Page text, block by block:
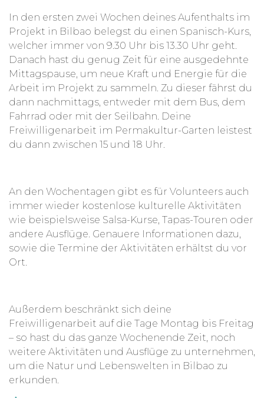
In den ersten zwei Wochen deines Aufenthalts im
Projekt in Bilbao belegst du einen Spanisch-Kurs,
welcher immer von 9.30 Uhr bis 13.30 Uhr geht.
Danach hast du genug Zeit für eine ausgedehnte
Mittagspause, um neue Kraft und Energie für die
Arbeit im Projekt zu sammeln. Zu dieser fährst du
dann nachmittags, entweder mit dem Bus, dem
Fahrrad oder mit der Seilbahn. Deine
Freiwilligenarbeit im Permakultur-Garten leistest
du dann zwischen 15 und 18 Uhr.
An den Wochentagen gibt es für Volunteers auch
immer wieder kostenlose kulturelle Aktivitäten
wie beispielsweise Salsa-Kurse, Tapas-Touren oder
andere Ausflüge. Genauere Informationen dazu,
sowie die Termine der Aktivitäten erhältst du vor
Ort.
Außerdem beschränkt sich deine
Freiwilligenarbeit auf die Tage Montag bis Freitag
– so hast du das ganze Wochenende Zeit, noch
weitere Aktivitäten und Ausflüge zu unternehmen,
um die Natur und Lebenswelten in Bilbao zu
erkunden.